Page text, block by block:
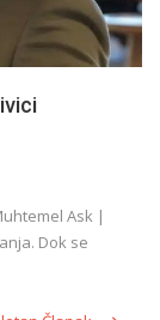
Ask |
Dok se